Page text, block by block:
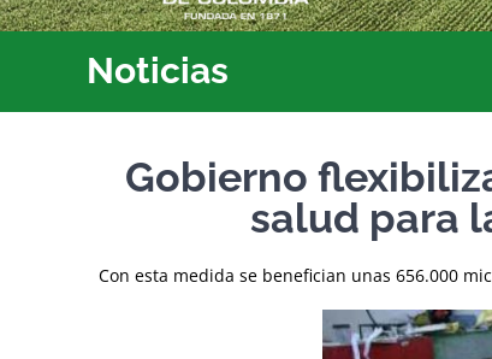
Noticias
Gobierno
salud para
Con esta medida se benefician unas 656.000